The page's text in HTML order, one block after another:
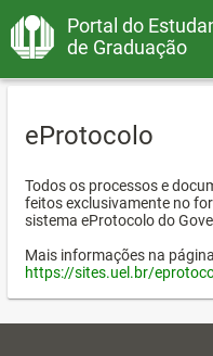
Portal do
de Graduação
eProtocolo
Todos os processos e
feitos exclusivamente no
sistema eProtocolo do
Mais informações na
https://sites.uel.br/